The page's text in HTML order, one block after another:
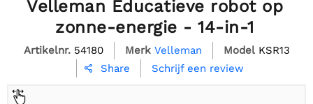
Velleman Educatieve robot op
zonne-energie - 14-in-1
Artikelnr. 54180 Merk Velleman Model KSR13
 Share Schrijf een review